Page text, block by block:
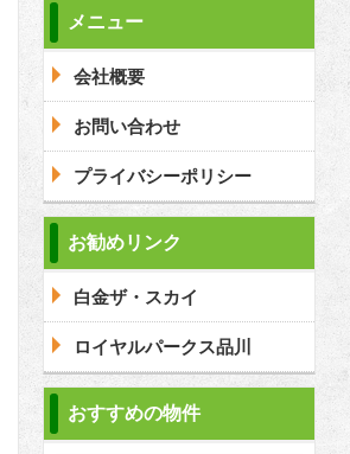
メニュー
会社概要
お問い合わせ
プライバシーポリシー
お勧めリンク
白金ザ・スカイ
ロイヤルパークス品川
おすすめの物件